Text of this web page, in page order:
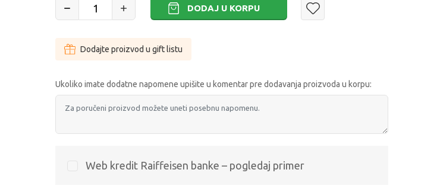
DODAJ U KORPU
Dodajte proizvod u gift listu
Ukoliko imate dodatne napomene upišite u komentar pre dodavanja proizvoda u korpu:
Web kredit Raiffeisen banke – pogledaj primer